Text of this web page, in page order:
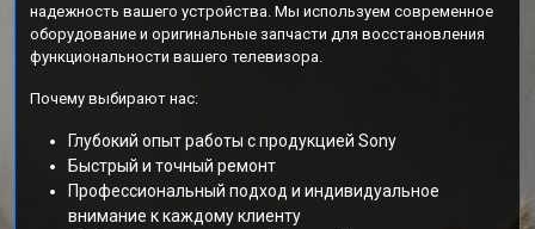
надежность вашего устройства. Мы используем современное
оборудование и оригинальные запчасти для восстановления
функциональности вашего телевизора.
Почему выбирают нас:
Глубокий опыт работы с продукцией Sony
Быстрый и точный ремонт
Профессиональный подход и индивидуальное
внимание к каждому клиенту